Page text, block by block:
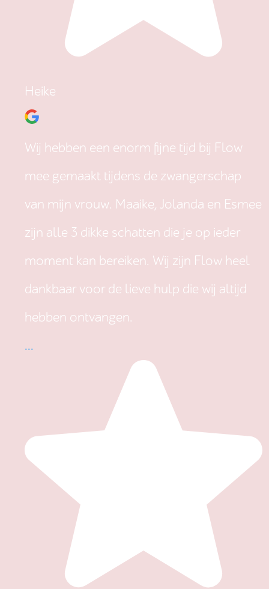
Heike
Wij hebben een enorm fijne tijd bij Flow
mee gemaakt tijdens de zwangerschap
van mijn vrouw. Maaike, Jolanda en Esmee
zijn alle 3 dikke schatten die je op ieder
moment kan bereiken. Wij zijn Flow heel
dankbaar voor de lieve hulp die wij altijd
hebben ontvangen.
...